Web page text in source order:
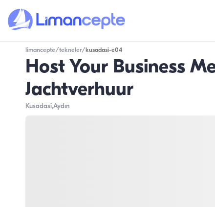
limancepte/tekneler/ kusadasi-e04
Host Your Business
Jachtverhuur
Kusadasi,Aydın